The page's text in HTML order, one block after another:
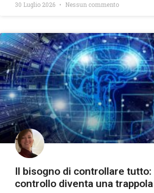
30 Luglio 2026 Nessun commento
Il bisogno di controllare tutto:
controllo diventa una trappola